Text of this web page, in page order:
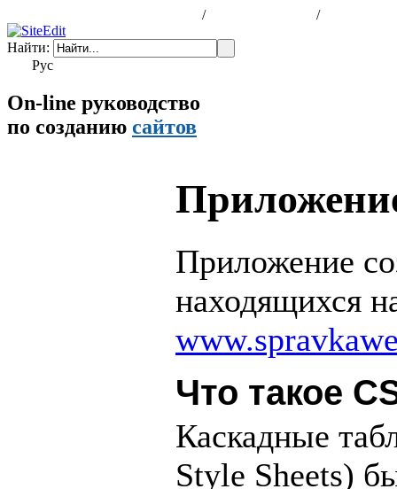
/ /
Найти:
Рус
On-line руководство
по созданию сайтов
Приложение
находящихся
Что такое
Каскадные
Style Sheets)